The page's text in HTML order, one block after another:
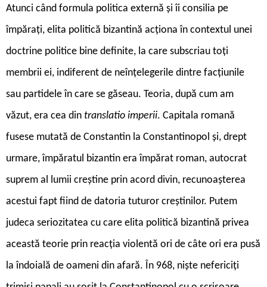
Atunci când formula politica externă și îi consilia pe
împărați, elita politică bizantină acționa în contextul unei
doctrine politice bine definite, la care subscriau toți
membrii ei, indiferent de neînțelegerile dintre facțiunile
sau partidele în care se găseau. Teoria, după cum am
văzut, era cea din translatio imperii. Capitala romană
fusese mutată de Constantin la Constantinopol și, drept
urmare, împăratul bizantin era împărat roman, autocrat
suprem al lumii creștine prin acord divin, recunoașterea
acestui fapt fiind de datoria tuturor creștinilor. Putem
judeca seriozitatea cu care elita politică bizantină privea
această teorie prin reacția violentă ori de câte ori era pusă
la îndoială de oameni din afară. În 968, niște nefericiți